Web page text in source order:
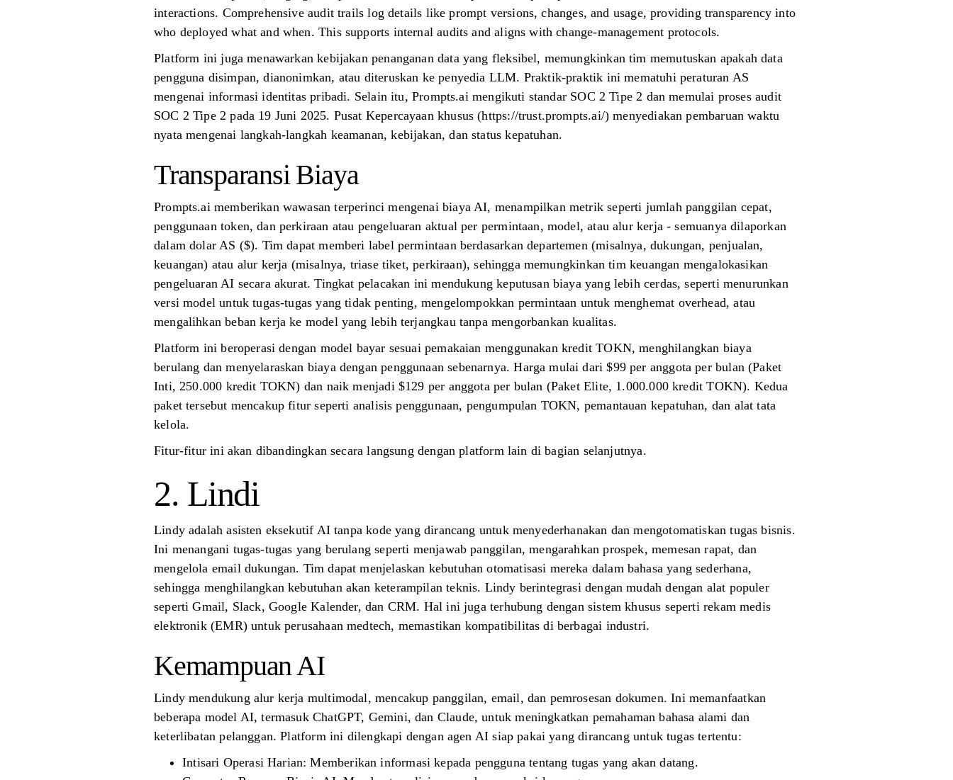
interactions. Comprehensive audit trails log details like prompt versions, changes, and usage, providing transparency into
who deployed what and when. This supports internal audits and aligns with change-management protocols.
Platform ini juga menawarkan kebijakan penanganan data yang fleksibel, memungkinkan tim memutuskan apakah data
pengguna disimpan, dianonimkan, atau diteruskan ke penyedia LLM. Praktik-praktik ini mematuhi peraturan AS
mengenai informasi identitas pribadi. Selain itu, Prompts.ai mengikuti standar SOC 2 Tipe 2 dan memulai proses audit
SOC 2 Tipe 2 pada 19 Juni 2025. Pusat Kepercayaan khusus (https://trust.prompts.ai/) menyediakan pembaruan waktu
nyata mengenai langkah-langkah keamanan, kebijakan, dan status kepatuhan.
Transparansi Biaya
Prompts.ai memberikan wawasan terperinci mengenai biaya AI, menampilkan metrik seperti jumlah panggilan cepat,
penggunaan token, dan perkiraan atau pengeluaran aktual per permintaan, model, atau alur kerja - semuanya dilaporkan
dalam dolar AS ($). Tim dapat memberi label permintaan berdasarkan departemen (misalnya, dukungan, penjualan,
keuangan) atau alur kerja (misalnya, triase tiket, perkiraan), sehingga memungkinkan tim keuangan mengalokasikan
pengeluaran AI secara akurat. Tingkat pelacakan ini mendukung keputusan biaya yang lebih cerdas, seperti menurunkan
versi model untuk tugas-tugas yang tidak penting, mengelompokkan permintaan untuk menghemat overhead, atau
mengalihkan beban kerja ke model yang lebih terjangkau tanpa mengorbankan kualitas.
Platform ini beroperasi dengan model bayar sesuai pemakaian menggunakan kredit TOKN, menghilangkan biaya
berulang dan menyelaraskan biaya dengan penggunaan sebenarnya. Harga mulai dari $99 per anggota per bulan (Paket
Inti, 250.000 kredit TOKN) dan naik menjadi $129 per anggota per bulan (Paket Elite, 1.000.000 kredit TOKN). Kedua
paket tersebut mencakup fitur seperti analisis penggunaan, pengumpulan TOKN, pemantauan kepatuhan, dan alat tata
kelola.
Fitur-fitur ini akan dibandingkan secara langsung dengan platform lain di bagian selanjutnya.
2. Lindi
Lindy adalah asisten eksekutif AI tanpa kode yang dirancang untuk menyederhanakan dan mengotomatiskan tugas bisnis.
Ini menangani tugas-tugas yang berulang seperti menjawab panggilan, mengarahkan prospek, memesan rapat, dan
mengelola email dukungan. Tim dapat menjelaskan kebutuhan otomatisasi mereka dalam bahasa yang sederhana,
sehingga menghilangkan kebutuhan akan keterampilan teknis. Lindy berintegrasi dengan mudah dengan alat populer
seperti Gmail, Slack, Google Kalender, dan CRM. Hal ini juga terhubung dengan sistem khusus seperti rekam medis
elektronik (EMR) untuk perusahaan medtech, memastikan kompatibilitas di berbagai industri.
Kemampuan AI
Lindy mendukung alur kerja multimodal, mencakup panggilan, email, dan pemrosesan dokumen. Ini memanfaatkan
beberapa model AI, termasuk ChatGPT, Gemini, dan Claude, untuk meningkatkan pemahaman bahasa alami dan
keterlibatan pelanggan. Platform ini dilengkapi dengan agen AI siap pakai yang dirancang untuk tugas tertentu:
Intisari Operasi Harian: Memberikan informasi kepada pengguna tentang tugas yang akan datang.